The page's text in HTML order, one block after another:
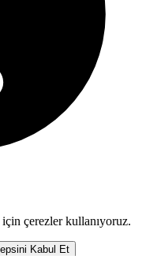
çerezler kullanıyoruz.
Kabul Et